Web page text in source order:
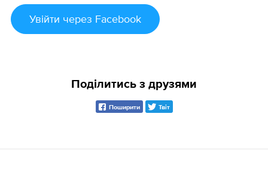
Увійти через Facebook
Поділитись з друзями
Поширити Твіт